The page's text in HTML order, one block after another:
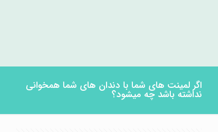
اگر لمینت های شما با دندان های شما همخوانی
نداشته باشد چه میشود؟